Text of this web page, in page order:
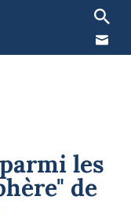
les
de